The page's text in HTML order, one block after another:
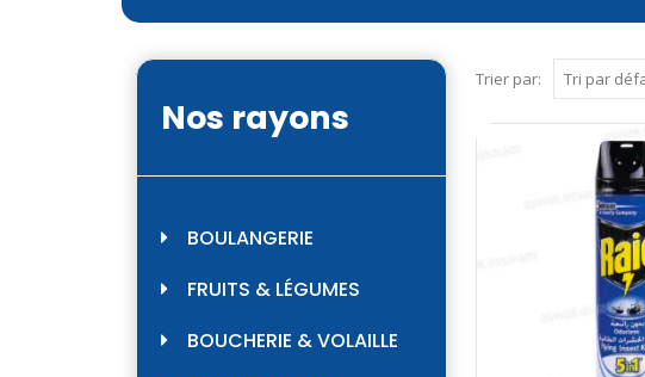
Trier par:
Nos rayons
BOULANGERIE
FRUITS & LÉGUMES
BOUCHERIE & VOLAILLE